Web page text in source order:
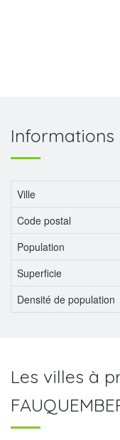
Informations
Ville
Code postal
Population
Superficie
Densité de population
Les villes à